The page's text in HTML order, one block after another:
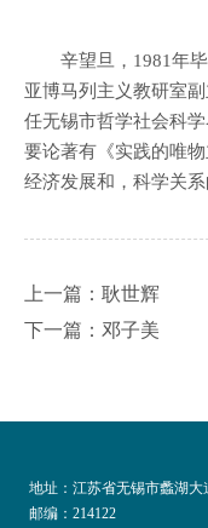
辛望旦，1981年
亚博马列主义教研室
任无锡市哲学社会科
要论著有《实践的唯
经济发展和，科学关
上一篇：耿世辉
下一篇：邓子美
地址：江苏省无锡市蠡湖大
邮编：214122